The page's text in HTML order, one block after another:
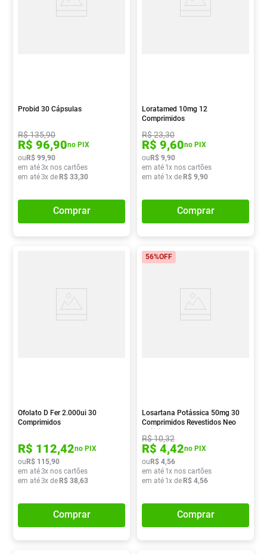
Probid 30 Cápsulas
R$135,90
R$ 96,90no PIX
ouR$ 99,90
em até3x nos cartões
em até3x deR$ 33,30
Comprar
Loratamed 10mg 12
Comprimidos
R$23,30
R$ 9,60no PIX
ouR$ 9,90
em até 1x nos cartões
em até 1x deR$ 9,90
Comprar
Ofolato D Fer 2.000ui 30
Comprimidos
R$ 112,42no PIX
ouR$ 115,90
em até3x nos cartões
em até3x deR$ 38,63
Comprar
56%OFF
Losartana Potássica 50mg 30
Comprimidos Revestidos Neo
Quimica
R$10,32
R$ 4,42no PIX
ouR$ 4,56
em até 1x nos cartões
em até 1x deR$ 4,56
Comprar